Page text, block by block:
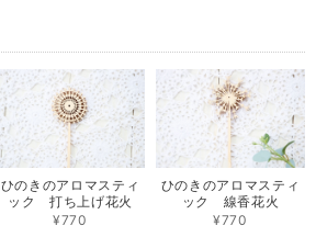
ひのきのアロマスティ
ック 打ち上げ花火
¥770
ひのきのアロマスティ
ック 線香花火
¥770